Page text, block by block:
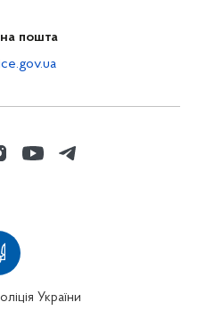
пошта
України